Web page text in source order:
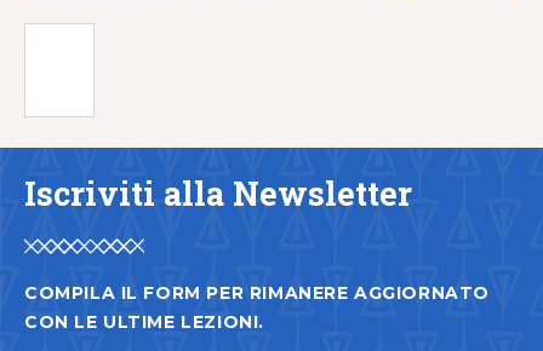
Iscriviti alla Newsletter
COMPILA IL FORM PER RIMANERE AGGIORNATO
CON LE ULTIME LEZIONI.